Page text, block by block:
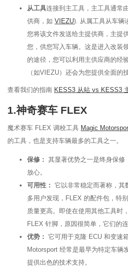
从工具连接到主工具，主工具通常
供商，如 VIEZU). 从属工具从车辆
您将该文件发送给主提供商，主提
您，供您写入车辆。这是进入改装
的途径，您可以利用主供应商的经
（如VIEZU）还会为您提供全面的
查看我们的指南 KESS3 从站 vs KESS3
1.神奇赛车 FLEX
魔术赛车 FLEX 调校工具 Magic
的工具，也是支持车辆最多的工具之一。
保修： 其显著优势之一是终身保修
放心。
可用性： 它以非常稳定而著称，其
多用户发现，FLEX 的配件包，特
质量更高。即使在使用其他工具时
FLEX 针脚，原因很简单，它们的连
优势： 它可用于克隆 ECU 和变速
Motorsport 经常是最早为特定车辆
提供出色的技术支持。